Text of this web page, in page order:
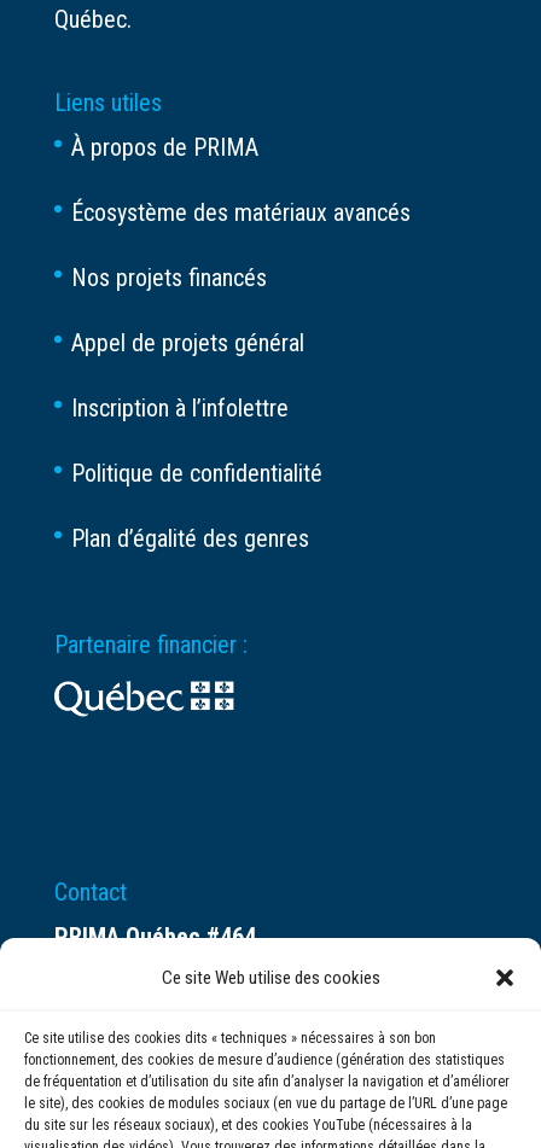
Ce site Web utilise des cookies
Ce site utilise des cookies dits « techniques » nécessaires à son bon
fonctionnement, des cookies de mesure d’audience (génération des statistiques
de fréquentation et d’utilisation du site afin d’analyser la navigation et d’améliorer
le site), des cookies de modules sociaux (en vue du partage de l’URL d’une page
du site sur les réseaux sociaux), et des cookies YouTube (nécessaires à la
Québec.
Liens utiles
À propos de PRIMA
Écosystème des matériaux avancés
Nos projets financés
Appel de projets général
Inscription à l’infolettre
Politique de confidentialité
Plan d’égalité des genres
Partenaire financier :
Contact
PRIMA Québec #464
Espace ax.c
Montréal (QC) H3C 0B4
(514) 284-0211